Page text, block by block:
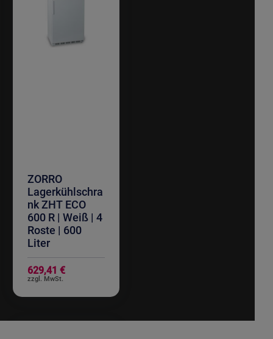
ZORRO
Lagerkühlschra
nk ZHT ECO
600 R | Weiß | 4
Roste | 600
Liter
629,41 €